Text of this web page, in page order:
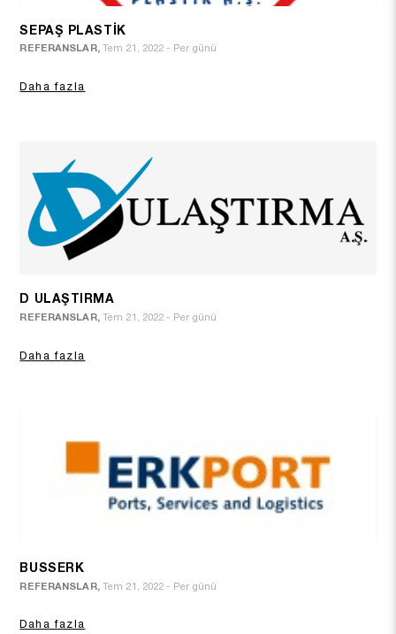
SEPAŞ PLASTİK
REFERANSLAR, Tem 21, 2022 - Per günü
Daha fazla
D ULAŞTIRMA
REFERANSLAR, Tem 21, 2022 - Per günü
Daha fazla
BUSSERK
REFERANSLAR, Tem 21, 2022 - Per günü
Daha fazla